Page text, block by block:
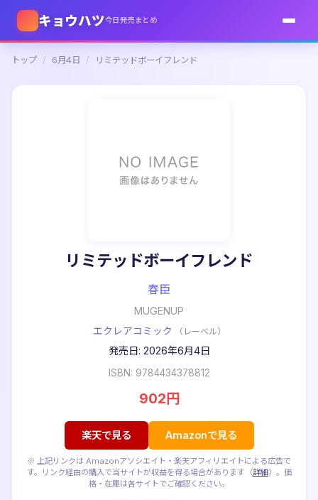
キョウハツ今日発売まとめ
トップ / 6月4日 / リミテッドボーイフレンド
リミテッドボーイフレンド
春臣
MUGENUP
エクレアコミック （レーベル）
発売日: 2026年6月4日
ISBN: 9784434378812
902円
楽天で見る Amazonで見る
※ 上記リンクは Amazonアソシエイト・楽天アフィリエイトによる広告で
す。リンク経由の購入で当サイトが収益を得る場合があります（詳細）。価
格・在庫は各サイトでご確認ください。